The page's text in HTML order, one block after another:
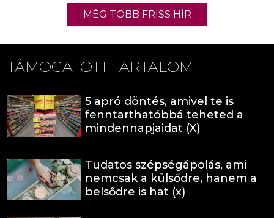
MÉG TÖBB FRISS HÍR
TÁMOGATOTT TARTALOM
5 apró döntés, amivel te is
fenntarthatóbbá teheted a
mindennapjaidat (X)
Tudatos szépségápolás, ami
nemcsak a külsődre, hanem a
belsődre is hat (x)